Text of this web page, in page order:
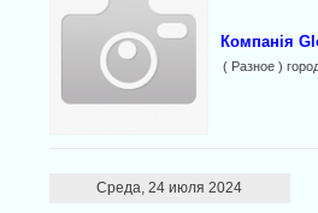
Компанія
( Разное )
Среда, 24 июля 2024